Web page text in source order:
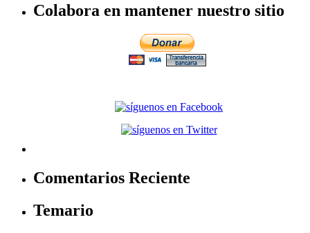
Colabora en mantener nuestro sitio
Comentarios Reciente
Temario